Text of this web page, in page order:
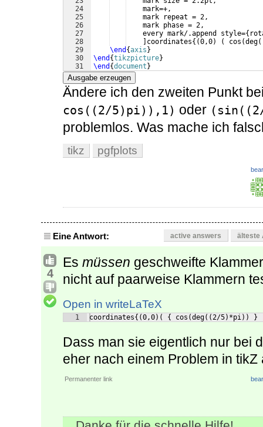
24
25
26
27
28
29
30
31
    mark=+,
    mark repeat = 2,
    mark phase = 2,
    every mark/.append style=
{
coordinates{(0,0) ( cos (deg
\end {axis }
\end {tikzpicture}
\end {document }
Ausgabe erzeugen
Ändere ich den zweiten Punkt
cos((2/5)pi)),1) oder
problemlos. Was mache ich
tikz pgfplots
Eine Antwort: active answers älteste
4
Es müssen geschweifte
nicht auf paarweise Klammern
Open in writeLaTeX
1 coordinates{(0,0)( { cos(deg((2/
Dass man sie eigentlich nur bei
eher nach einem Problem in tikZ
Permanenter link